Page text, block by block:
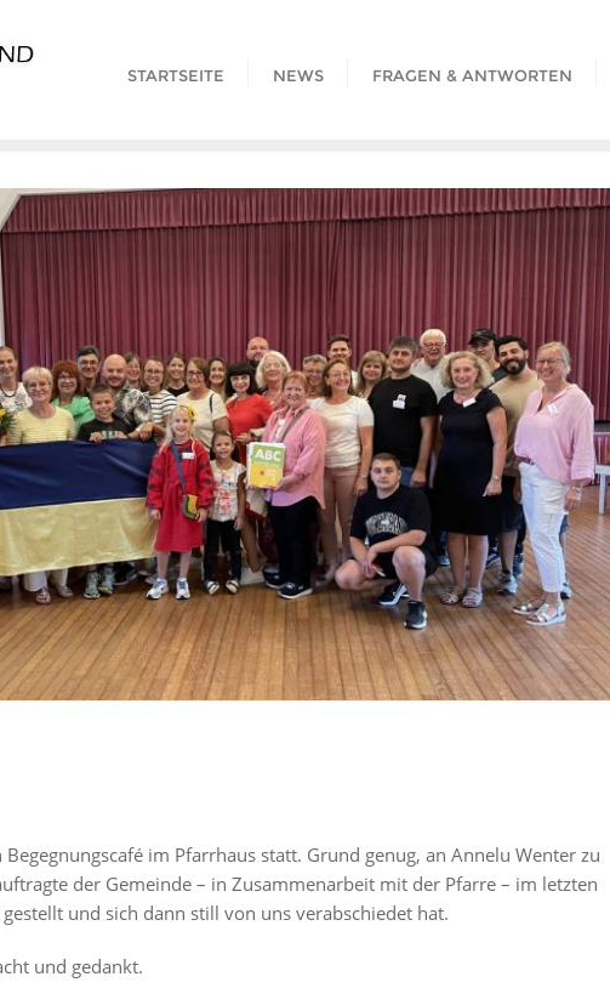
STARTSEITE NEWS FRAGEN & ANTWORTEN
im Pfarrhaus statt. Grund genug, an Annelu Wenter zu
der Gemeinde – in Zusammenarbeit mit der Pfarre – im letzten
gestellt und sich dann still von uns verabschiedet hat.
und gedankt.